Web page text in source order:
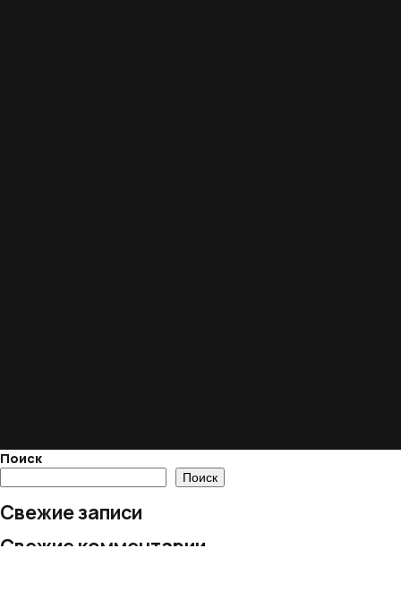
Поиск
Поиск
Свежие записи
Свежие комментарии